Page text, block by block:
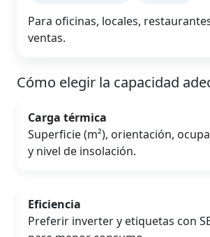
Para oficinas, locales,
ventas.
Cómo elegir la capacidad
Carga térmica
Superficie (m²), orientación,
y nivel de insolación.
Eficiencia
Preferir inverter y etiquetas con